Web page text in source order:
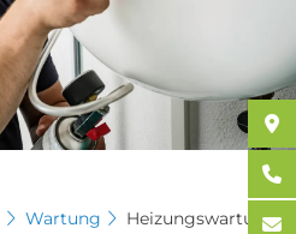
Wartung Heizungswartung